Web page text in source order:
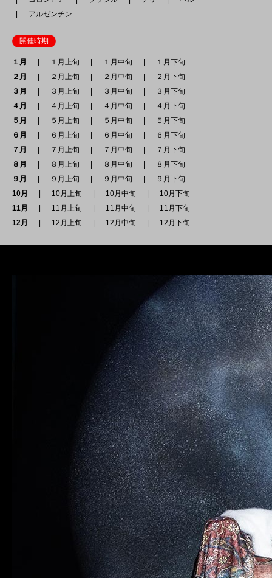
アルゼンチン
開催時期
１月 １月上旬 １月中旬
１月下旬
２月
２月上旬 ２月中旬
２月下旬
３月
３月上旬 ３月中旬
３月下旬
４月
４月上旬 ４月中旬
４月下旬
５月
５月上旬 ５月中旬
５月下旬
６月
６月上旬 ６月中旬
６月下旬
７月
７月上旬 ７月中旬
７月下旬
８月
８月上旬 ８月中旬
８月下旬
９月
９月上旬 ９月中旬
９月下旬
10月
10月上旬 10月中旬
10月下旬
11月
11月上旬 11月中旬
11月下旬
12月
12月上旬 12月中旬 12月下旬